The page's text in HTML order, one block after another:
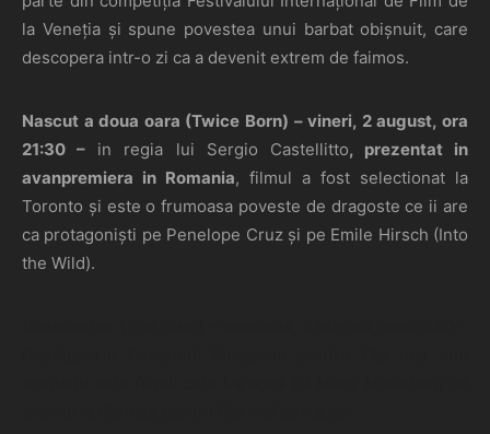
la Veneția și spune povestea unui barbat obișnuit, care
descopera intr-o zi ca a devenit extrem de faimos.
Nascut a doua oara (Twice Born) – vineri, 2 august, ora
21:30 – in regia lui Sergio Castellitto, prezentat in
avanpremiera in Romania, filmul a fost selectionat la
Toronto și este o frumoasa poveste de dragoste ce ii are
ca protagoniști pe Penelope Cruz și pe Emile Hirsch (Into
the Wild).